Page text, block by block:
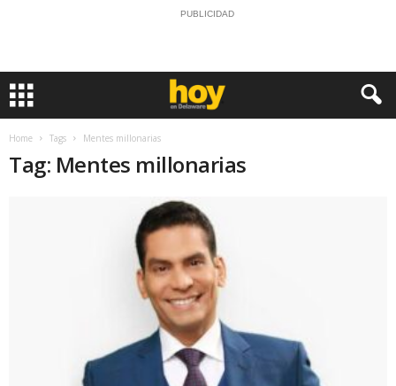
PUBLICIDAD
Home Tags Mentes millonarias
Tag: Mentes millonarias